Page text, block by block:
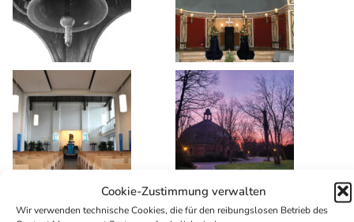
Cookie-Zustimmung verwalten
Wir verwenden technische Cookies, die für den reibungslosen Betrieb des